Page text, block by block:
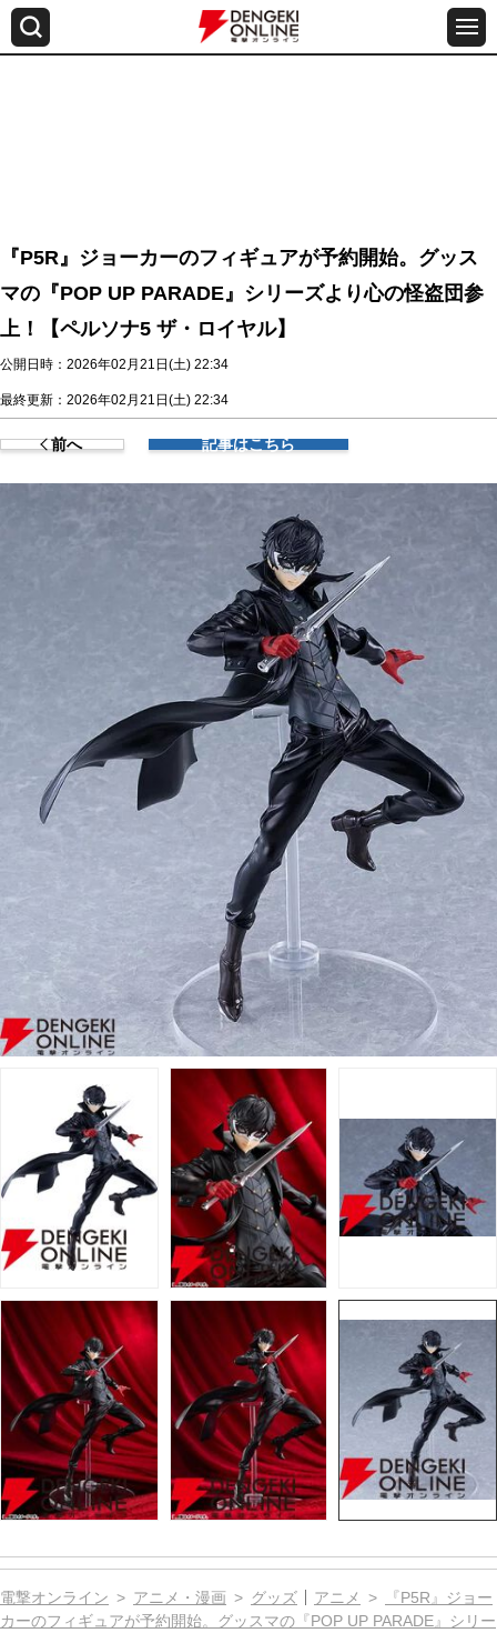
『P5R』ジョーカーのフィギュアが予約開始。グッス
マの『POP UP PARADE』シリーズより心の怪盗団参
上！【ペルソナ5 ザ・ロイヤル】
公開日時：2026年02月21日(土) 22:34
最終更新：2026年02月21日(土) 22:34
前へ 記事はこちら
電撃オンライン アニメ・漫画 グッズ アニメ
『P5R』ジョー
カーのフィギュアが予約開始。グッスマの『POP UP PARADE』シリー